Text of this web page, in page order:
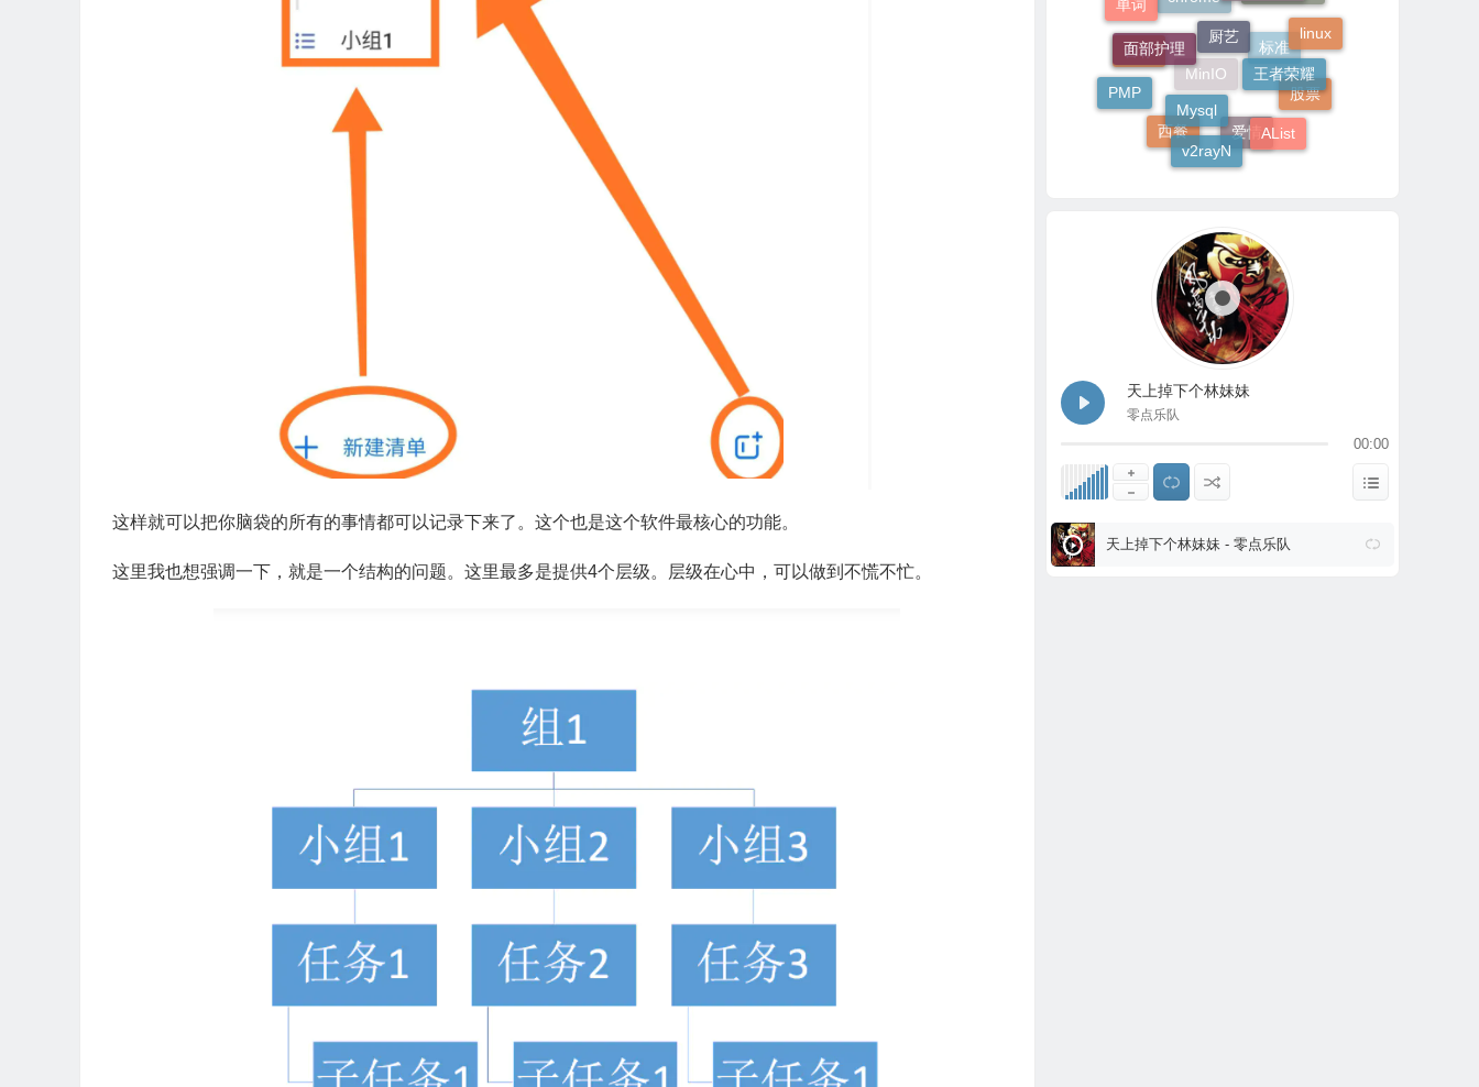
这样就可以把你脑袋的所有的事情都可以记录下来了。这个也是这个软件最核心的功能。
这里我也想强调一下，就是一个结构的问题。这里最多是提供4个层级。层级在心中，可以做到不慌不忙。
chrome
头发护理
标准
MinIO
音标
单词
linux
股票
爱情
西餐
PMP
面部护理
王者荣耀
AList
v2rayN
Mysql
天上掉下个林妹妹
零点乐队
00:00
天上掉下个林妹妹 - 零点乐队